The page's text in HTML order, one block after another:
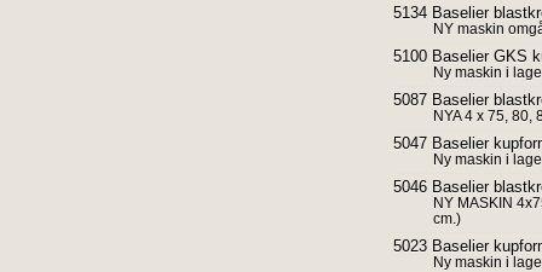
5134 Baselier
NY maskin
5100 Baselier GKS
Ny maskin i
5087 Baselier
NYA 4 x 75, 80,
5047 Baselier
Ny maskin i
5046 Baselier
NY MASKIN
cm.)
5023 Baselier
Ny maskin i